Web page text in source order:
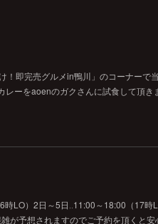
！即完売グルメin鴨川」のコーナーで
レーをaoenのガクさんに試食して頂
LO）2日～5日‥11:00～18:00（17時
が予想されますのでご予約を頂くと